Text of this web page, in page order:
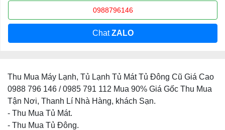
0988796146
ChatZALO
Thu Mua Máy Lạnh, Tủ Lạnh Tủ Mát Tủ Đông Cũ Giá Cao
0988 796 146 / 0985 791 112 Mua 90% Giá Gốc Thu Mua
Tận Nơi, Thanh Lí Nhà Hàng, khách Sạn.
- Thu Mua Tủ Mát.
- Thu Mua Tủ Đông.